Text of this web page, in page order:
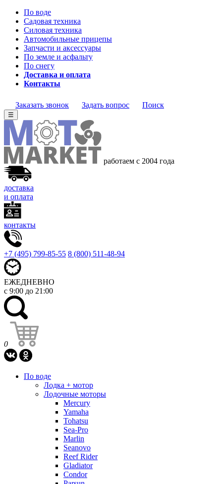
По воде
Садовая техника
Силовая техника
Автомобильные прицепы
Запчасти и аксессуары
По земле и асфальту
По снегу
Доставка и оплата
Контакты
Заказать звонок Задать вопрос Поиск
☰
работаем с 2004 года
доставка
и оплата
контакты
+7 (495) 799-85-55 8 (800) 511-48-94
ЕЖЕДНЕВНО
с 9:00 до 21:00
0
По воде
Лодка + мотор
Лодочные моторы
Mercury
Yamaha
Tohatsu
Sea-Pro
Marlin
Seanovo
Reef Rider
Gladiator
Condor